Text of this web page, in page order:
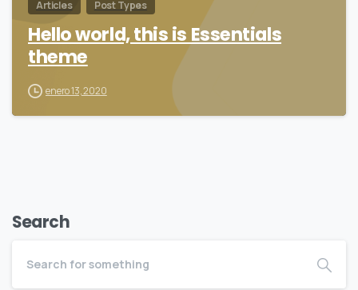
Articles Post Types
Hello world, this is Essentials
theme
enero 13, 2020
Search